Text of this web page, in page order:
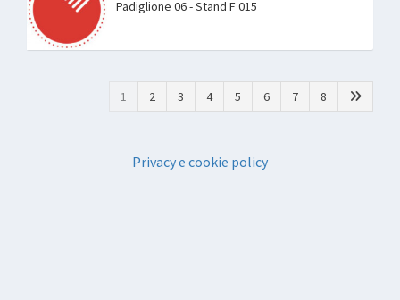
Padiglione 06 - Stand F 015
1 2 3 4 5 6 7 8
Privacy e cookie policy